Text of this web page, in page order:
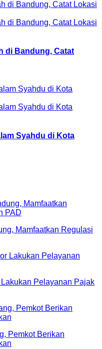
di Bandung, Catat
Syahdu di Kota
Mamfaatkan Regulasi
Pelayanan Pajak
Pemkot Berikan